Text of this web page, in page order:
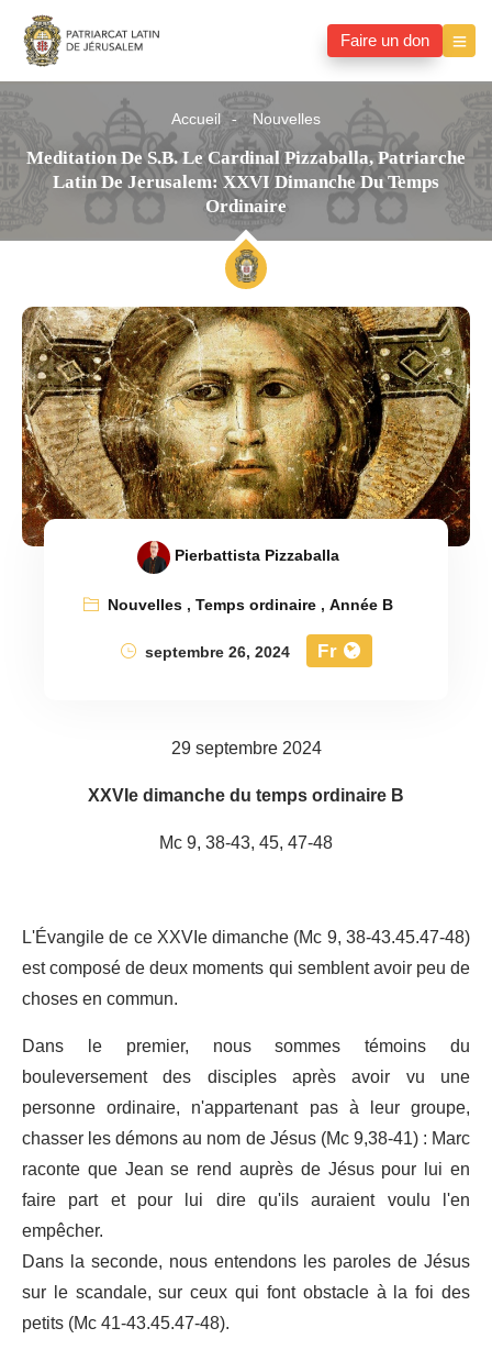
Faire un don
Accueil Nouvelles
Meditation De S.B. Le Cardinal Pizzaballa, Patriarche
Latin De Jerusalem: XXVI Dimanche Du Temps
Ordinaire
Pierbattista Pizzaballa
Nouvelles,Temps ordinaire,Année B
septembre 26, 2024
Fr
29 septembre 2024
XXVIe dimanche du temps ordinaire B
Mc 9, 38-43, 45, 47-48
L'Évangile de ce XXVIe dimanche (Mc 9, 38-43.45.47-48)
est composé de deux moments qui semblent avoir peu de
choses en commun.
Dans le premier, nous sommes témoins du
bouleversement des disciples après avoir vu une
personne ordinaire, n'appartenant pas à leur groupe,
chasser les démons au nom de Jésus (Mc 9,38-41) : Marc
raconte que Jean se rend auprès de Jésus pour lui en
faire part et pour lui dire qu'ils auraient voulu l'en
empêcher.
Dans la seconde, nous entendons les paroles de Jésus
sur le scandale, sur ceux qui font obstacle à la foi des
petits (Mc 41-43.45.47-48).